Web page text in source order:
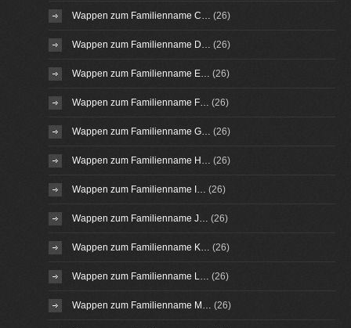
Wappen zum Familienname C… (26)
Wappen zum Familienname D… (26)
Wappen zum Familienname E… (26)
Wappen zum Familienname F… (26)
Wappen zum Familienname G… (26)
Wappen zum Familienname H… (26)
Wappen zum Familienname I… (26)
Wappen zum Familienname J… (26)
Wappen zum Familienname K… (26)
Wappen zum Familienname L… (26)
Wappen zum Familienname M… (26)